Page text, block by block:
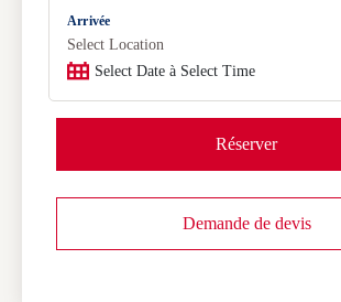
Arrivée
Select Location
Select Date à Select Time
Réserver
Demande de devis